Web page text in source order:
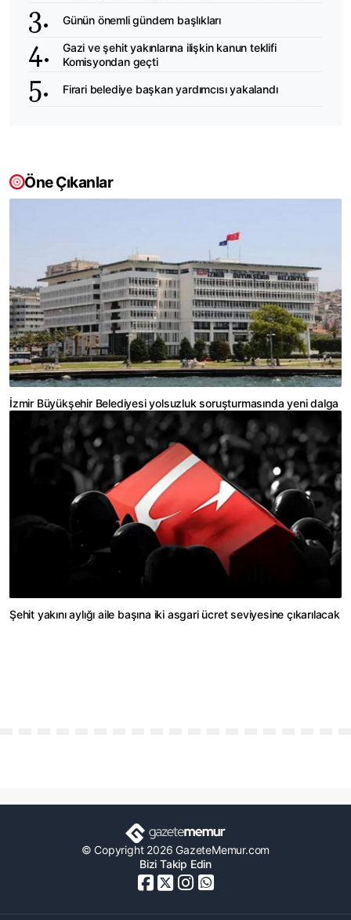
Günün önemli gündem başlıkları
Gazi ve şehit yakınlarına ilişkin kanun teklifi
Komisyondan geçti
Firari belediye başkan yardımcısı yakalandı
Öne Çıkanlar
İzmir Büyükşehir Belediyesi yolsuzluk soruşturmasında yeni dalga
Şehit yakını aylığı aile başına iki asgari ücret seviyesine çıkarılacak
© Copyright 2026 GazeteMemur.com
Bizi Takip Edin